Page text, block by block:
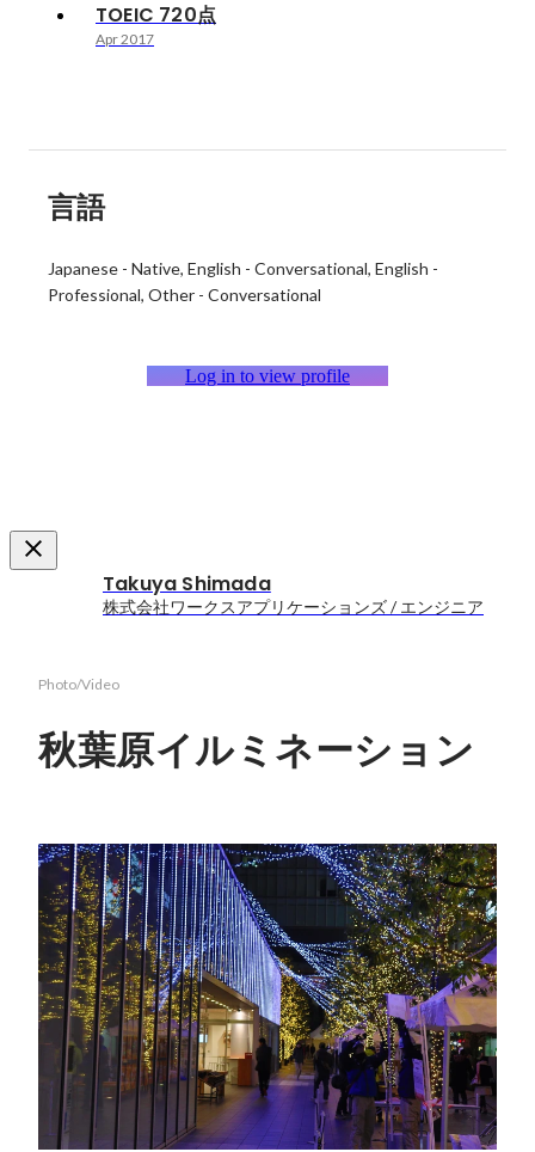
TOEIC 720点
Apr 2017
言語
Japanese - Native English - Conversational English -
Professional Other - Conversational
Log in to view profile
Takuya Shimada
株式会社ワークスアプリケーションズ / エンジニア
Photo/Video
秋葉原イルミネーション